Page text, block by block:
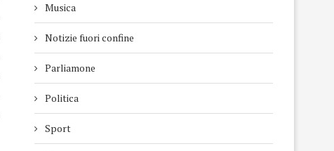
Musica
Notizie fuori confine
Parliamone
Politica
Sport